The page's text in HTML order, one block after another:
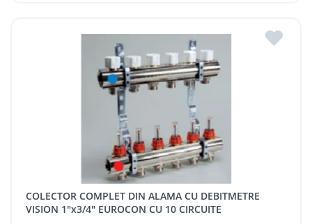
COLECTOR COMPLET DIN ALAMA CU DEBITMETRE
VISION 1"x3/4" EUROCON CU 10 CIRCUITE